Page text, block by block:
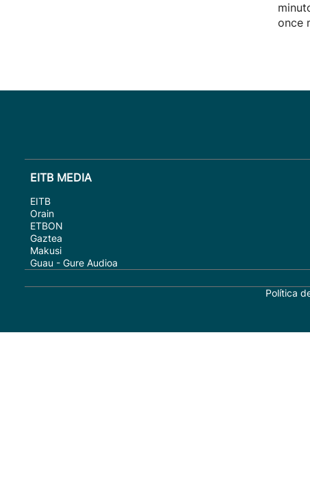
once
EITB MEDIA
EITB
Orain
ETBON
Gaztea
Makusi
Guau - Gure Audioa
Política